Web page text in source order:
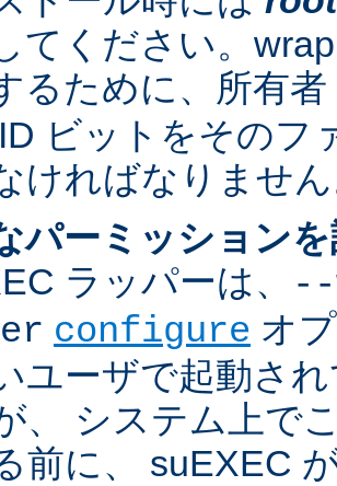
てください。
るために、所有者
ビットをそのフ
ければなりませ
パーミッション
ラッパーは、
configure オ
ユーザで起動さ
、 システム上で
前に、 suEXEC